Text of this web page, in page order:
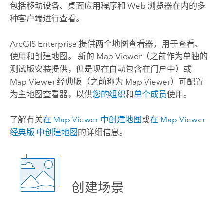
包括移动设备、桌面应用程序和 Web 浏览器在内的多
种客户端进行查看。
ArcGIS Enterprise 提供两个地图查看器，用于查看、
使用和创建地图。 新的 Map Viewer（之前作为单独的
测试版安装提供，但是现在自动包含在门户中）或
Map Viewer 经典版 （之前称为 Map Viewer）可配置
为主地图查看器，以供您的组织和单个成员使用。
了解有关在 Map Viewer中创建地图 或在 Map Viewer
经典版 中创建地图 的详细信息。
创建场景